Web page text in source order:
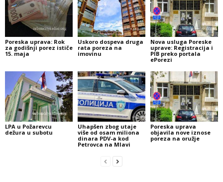
Poreska uprava: Rok
za godišnji porez ističe
15. maja
Uskoro dospeva druga
rata poreza na
imovinu
Nova usluga Poreske
uprave: Registracija i
PIB preko portala
ePorezi
LPA u Požarevcu
dežura u subotu
Uhapšen zbog utaje
više od osam miliona
dinara PDV-a kod
Petrovca na Mlavi
Poreska uprava
objavila nove iznose
poreza na oružje